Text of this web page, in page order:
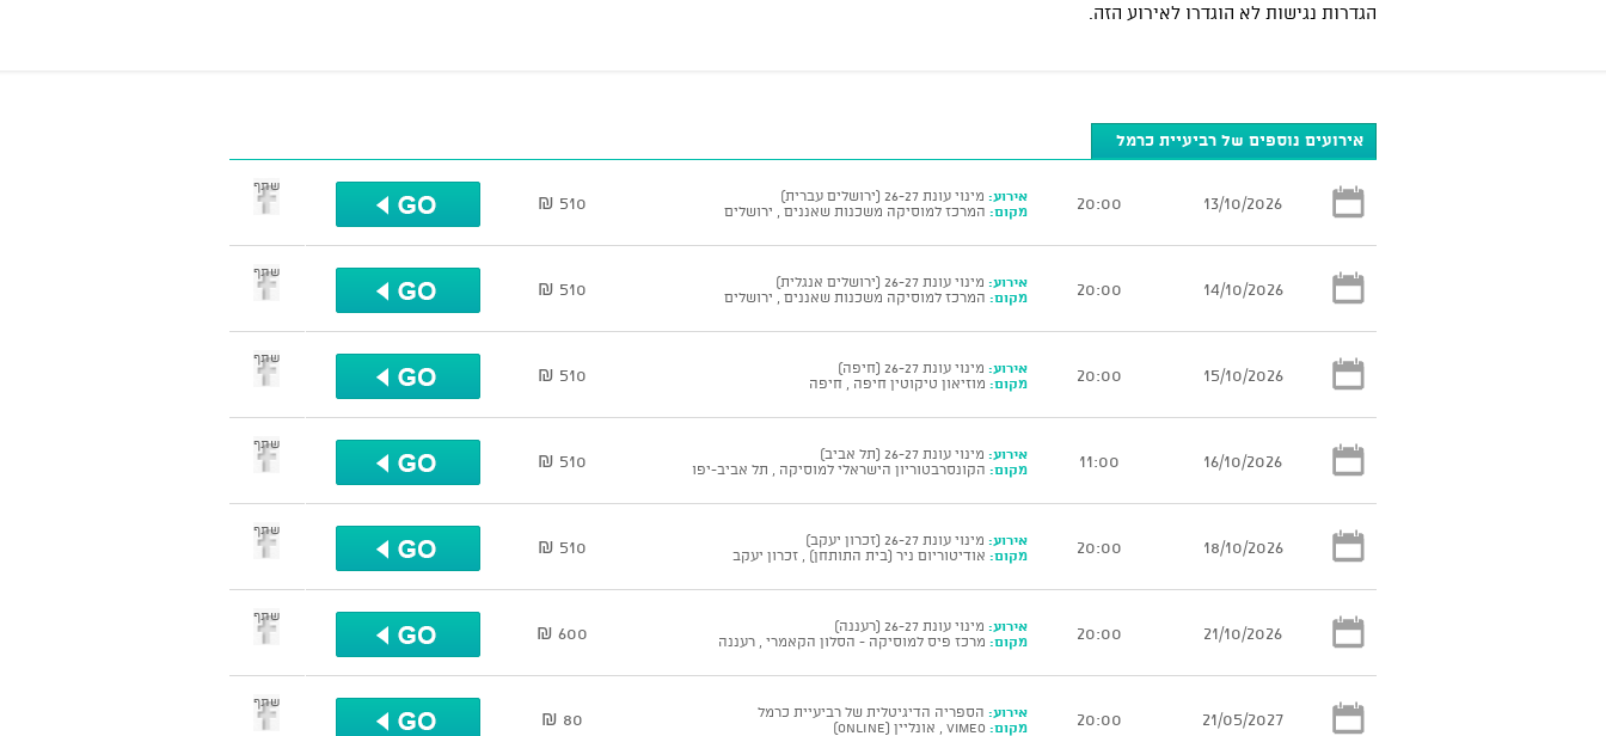
הגדרות נגישות לא הוגדרו לאירוע הזה.
אירועים נוספים של רביעיית כרמל
13/10/2026
20:00 אירוע: מינוי עונת 26-27 (ירושלים עברית)
מקום: המרכז למוסיקה משכנות שאננים , ירושלים 510 ₪
שתף
14/10/2026
20:00 אירוע: מינוי עונת 26-27 (ירושלים אנגלית)
מקום: המרכז למוסיקה משכנות שאננים , ירושלים 510 ₪
שתף
15/10/2026
20:00 אירוע: מינוי עונת 26-27 (חיפה)
מקום: מוזיאון טיקוטין חיפה , חיפה 510 ₪
שתף
16/10/2026
11:00 אירוע: מינוי עונת 26-27 (תל אביב)
מקום: הקונסרבטוריון הישראלי למוסיקה , תל אביב-יפו 510 ₪
שתף
18/10/2026
20:00 אירוע: מינוי עונת 26-27 (זכרון יעקב)
מקום: אודיטוריום ניר (בית התותחן) , זכרון יעקב 510 ₪
שתף
21/10/2026
20:00 אירוע: מינוי עונת 26-27 (רעננה)
מקום: מרכז פיס למוסיקה - הסלון הקאמרי , רעננה 600 ₪
שתף
21/05/2027
20:00 אירוע: הספריה הדיגיטלית של רביעיית כרמל
מקום:
80 ₪
שתף